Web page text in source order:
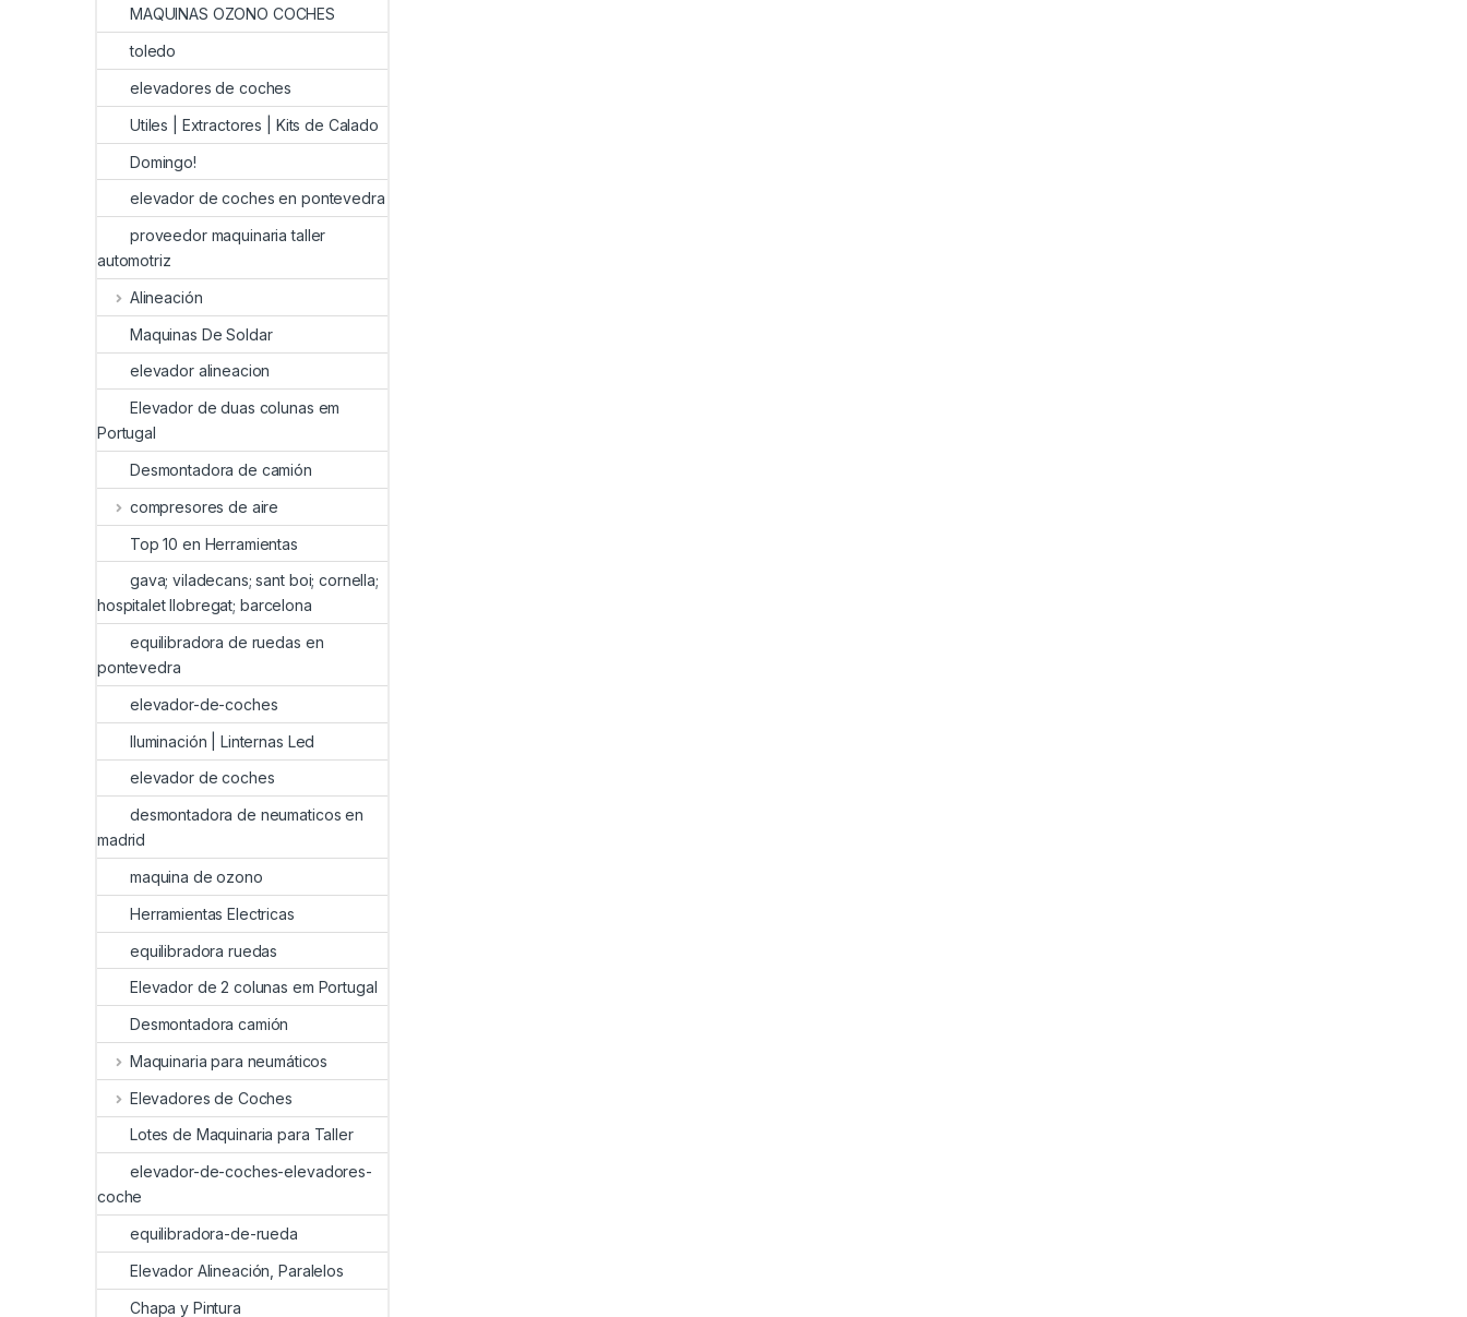
MAQUINAS OZONO COCHES
toledo
elevadores de coches
Utiles | Extractores | Kits de Calado
Domingo!
elevador de coches en pontevedra
proveedor maquinaria taller
automotriz
Alineación
Maquinas De Soldar
elevador alineacion
Elevador de duas colunas em
Portugal
Desmontadora de camión
compresores de aire
Top 10 en Herramientas
gava; viladecans; sant boi; cornella;
hospitalet llobregat; barcelona
equilibradora de ruedas en
pontevedra
elevador-de-coches
Iluminación | Linternas Led
elevador de coches
desmontadora de neumaticos en
madrid
maquina de ozono
Herramientas Electricas
equilibradora ruedas
Elevador de 2 colunas em Portugal
Desmontadora camión
Maquinaria para neumáticos
Elevadores de Coches
Lotes de Maquinaria para Taller
elevador-de-coches-elevadores-
coche
equilibradora-de-rueda
Elevador Alineación, Paralelos
Chapa y Pintura